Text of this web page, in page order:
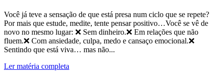
Você já teve a sensação de que está presa num ciclo que se repete?
Por mais que estude, medite, tente pensar positivo…Você se vê de
novo no mesmo lugar: ❌ Sem dinheiro.❌ Em relações que não
fluem.❌ Com ansiedade, culpa, medo e cansaço emocional.❌
Sentindo que está viva… mas não...
Ler matéria completa